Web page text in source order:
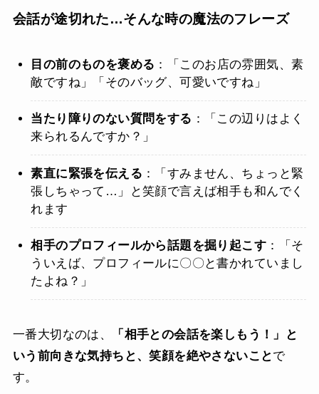
会話が途切れた…そんな時の魔法のフレーズ
目の前のものを褒める ：「このお店の雰囲気、素
敵ですね」「そのバッグ、可愛いですね」
当たり障りのない質問をする ：「この辺りはよく
来られるんですか？」
素直に緊張を伝える ：「すみません、ちょっと緊
張しちゃって…」と笑顔で言えば相手も和んでく
れます
相手のプロフィールから話題を掘り起こす ：「そ
ういえば、プロフィールに〇〇と書かれていまし
たよね？」
一番大切なのは、
「相手との会話を楽しもう！」と
いう前向きな気持ちと、笑顔を絶やさないことで
す。